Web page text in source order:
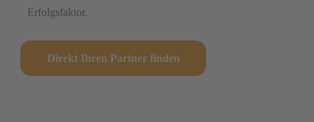
Erfolgsfaktor.
Direkt Ihren Partner finden